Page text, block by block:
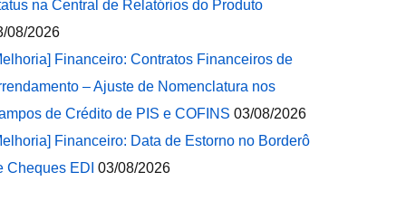
na Central de Relatórios do Produto
08/2026
Financeiro: Contratos Financeiros de
– Ajuste de Nomenclatura nos
de Crédito de PIS e COFINS 03/08/2026
Financeiro: Data de Estorno no Borderô
Cheques EDI 03/08/2026